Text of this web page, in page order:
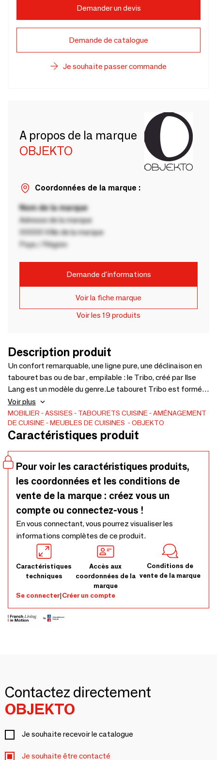
Demander un devis
Demande de catalogue
Je souhaite passer commande
A propos de la marque
OBJEKTO
Coordonnées de la marque :
Nom de la marque
Adresse de la marque
00000 Ville de la marque
Pays / Région
Demande d'informations
Voir la fiche marque
Voir les 19 produits
Description produit
Un confort remarquable, une ligne pure, une déclinaison en
tabouret bas ou de bar , empilable : le Tribo, créé par Ilse
Lang est un modèle du genre.Le tabouret Tribo est formé
d'une magninfique pièce de chêne massif tournée et de
pieds en métal. Il est disponible en plusieurs hauteurs :
40cm, 45cm et modèle de bar
Voir plus
MOBILIER ASSISES TABOURETS CUISINE
AMÉNAGEMENT
DE CUISINE
MEUBLES DE CUISINES OBJEKTO
Caractéristiques produit
Pour voir les caractéristiques produits,
les coordonnées et les conditions de
vente de la marque : créez vous un
compte ou connectez-vous !
En vous connectant, vous pourrez visualiser les
informations complètes de ce produit.
Caractéristiques
techniques
Accès aux
coordonnées de la
marque
Conditions de
vente de la marque
Se connecter|Créer un compte
Contactez directement
OBJEKTO
Je souhaite recevoir le catalogue
Je souhaite être contacté